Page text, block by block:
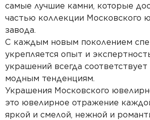
самые лучшие камни, которые
частью коллекции Московского
завода.
С каждым новым поколением
укрепляется опыт и
украшений всегда
модным тенденциям.
Украшения Московского
это ювелирное отражение
яркой и смелой, нежной и